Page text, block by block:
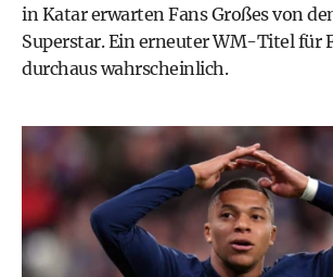
in Katar erwarten Fans Großes von
Superstar. Ein erneuter WM-Titel für
durchaus wahrscheinlich.